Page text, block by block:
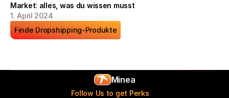
Market: alles, was du wissen musst
1. April 2024
Finde Dropshipping-Produkte
Minea
Follow Us to get Perks